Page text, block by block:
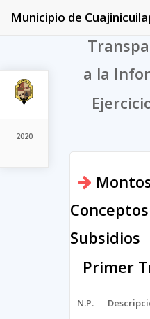
2020
Municipio de
a la
Ejercicio
Subsidios
Primer
N.P.